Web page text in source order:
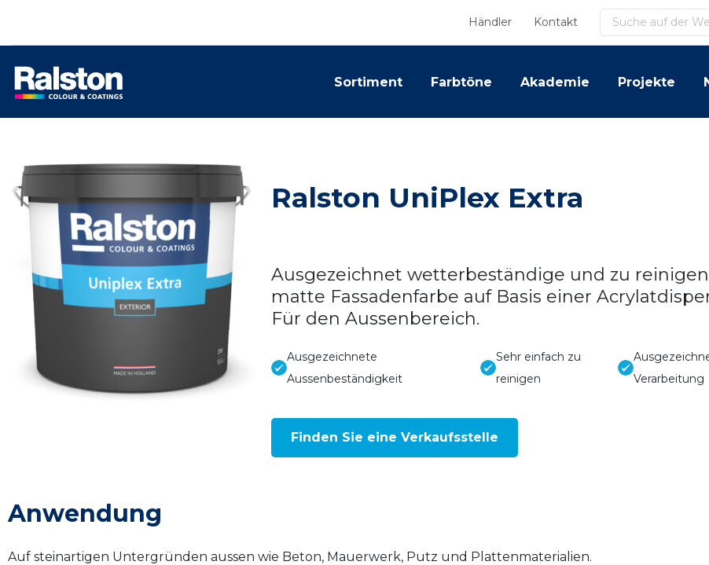
Händler Kontakt Suchen
Sortiment Farbtöne Akademie Projekte
Ralston UniPlex Extra
Ausgezeichnet wetterbeständige und zu
matte Fassadenfarbe auf Basis einer
Für den Aussenbereich.
Ausgezeichnete
Aussenbeständigkeit
Sehr einfach zu
reinigen
Verarbeitung
Finden Sie eine Verkaufsstelle
Anwendung
Auf steinartigen Untergründen aussen wie Beton, Mauerwerk, Putz und Plattenmaterialien.